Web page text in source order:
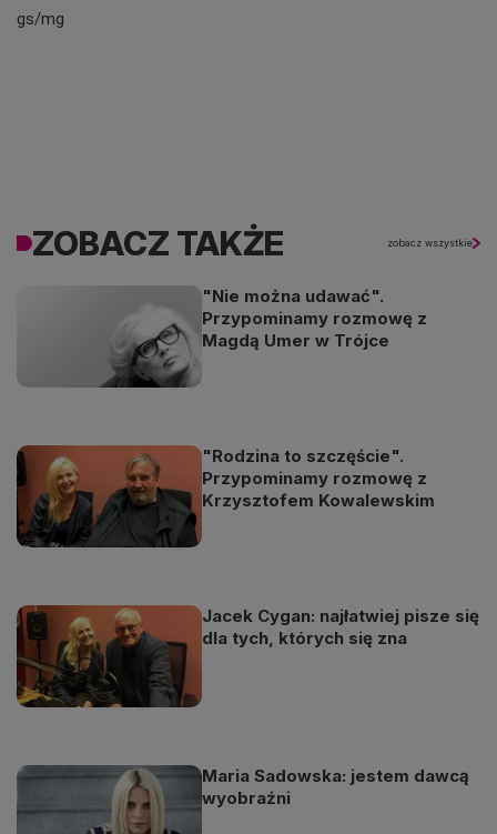
gs/mg
ZOBACZ TAKŻE zobacz wszystkie
"Nie można udawać".
Przypominamy rozmowę z
Magdą Umer w Trójce
"Rodzina to szczęście".
Przypominamy rozmowę z
Krzysztofem Kowalewskim
Jacek Cygan: najłatwiej pisze się
dla tych, których się zna
Maria Sadowska: jestem dawcą
wyobraźni